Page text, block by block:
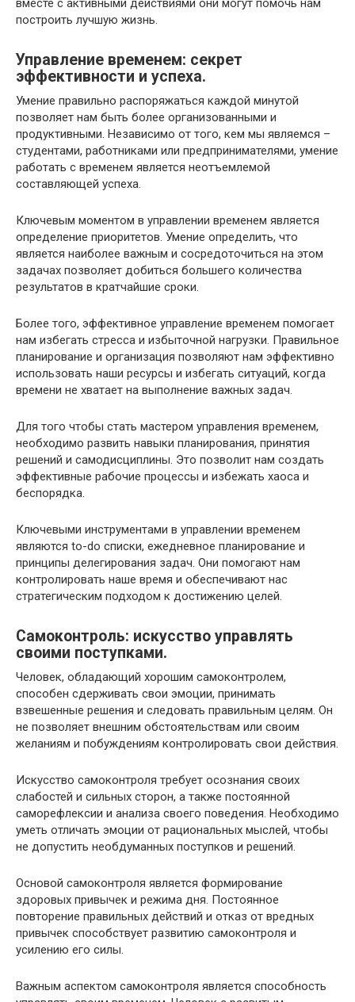
построить лучшую жизнь.
Управление временем: секрет
эффективности и успеха.
Умение правильно распоряжаться каждой минутой
позволяет нам быть более организованными и
продуктивными. Независимо от того, кем мы являемся –
студентами, работниками или предпринимателями, умение
работать с временем является неотъемлемой
составляющей успеха.
Ключевым моментом в управлении временем является
определение приоритетов. Умение определить, что
является наиболее важным и сосредоточиться на этом
задачах позволяет добиться большего количества
результатов в кратчайшие сроки.
Более того, эффективное управление временем помогает
нам избегать стресса и избыточной нагрузки. Правильное
планирование и организация позволяют нам эффективно
использовать наши ресурсы и избегать ситуаций, когда
времени не хватает на выполнение важных задач.
Для того чтобы стать мастером управления временем,
необходимо развить навыки планирования, принятия
решений и самодисциплины. Это позволит нам создать
эффективные рабочие процессы и избежать хаоса и
беспорядка.
Ключевыми инструментами в управлении временем
являются to-do списки, ежедневное планирование и
принципы делегирования задач. Они помогают нам
контролировать наше время и обеспечивают нас
стратегическим подходом к достижению целей.
Самоконтроль: искусство управлять
своими поступками.
Человек, обладающий хорошим самоконтролем,
способен сдерживать свои эмоции, принимать
взвешенные решения и следовать правильным целям. Он
не позволяет внешним обстоятельствам или своим
желаниям и побуждениям контролировать свои действия.
Искусство самоконтроля требует осознания своих
слабостей и сильных сторон, а также постоянной
саморефлексии и анализа своего поведения. Необходимо
уметь отличать эмоции от рациональных мыслей, чтобы
не допустить необдуманных поступков и решений.
Основой самоконтроля является формирование
здоровых привычек и режима дня. Постоянное
повторение правильных действий и отказ от вредных
привычек способствует развитию самоконтроля и
усилению его силы.
Важным аспектом самоконтроля является способность